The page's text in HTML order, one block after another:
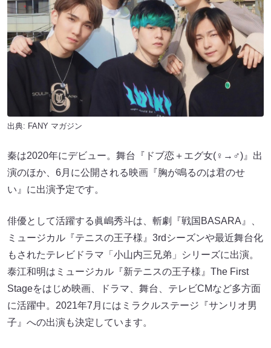
出典: FANY マガジン
秦は2020年にデビュー。舞台『ドブ恋＋エグ女(♀→♂)』出
演のほか、6月に公開される映画『胸が鳴るのは君のせ
い』に出演予定です。
俳優として活躍する眞嶋秀斗は、斬劇『戦国BASARA』、
ミュージカル『テニスの王子様』3rdシーズンや最近舞台化
もされたテレビドラマ「小山内三兄弟」シリーズに出演。
泰江和明はミュージカル『新テニスの王子様』The First
Stageをはじめ映画、ドラマ、舞台、テレビCMなど多方面
に活躍中。2021年7月にはミラクルステージ『サンリオ男
子』への出演も決定しています。